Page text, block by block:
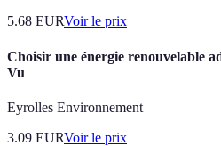
5.68 EURVoir le prix
Choisir une énergie renouvelable
Vu
Eyrolles Environnement
3.09 EURVoir le prix